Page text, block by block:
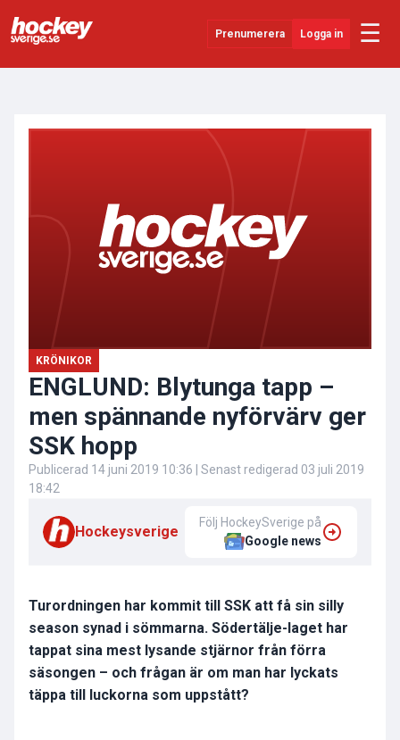
Prenumerera Logga in ☰
KRÖNIKOR
ENGLUND: Blytunga tapp –
men spännande nyförvärv ger
SSK hopp
Publicerad 14 juni 2019 10:36 | Senast redigerad 03 juli 2019
18:42
Hockeysverige
Följ HockeySverige på
Google news
Turordningen har kommit till SSK att få sin silly
season synad i sömmarna. Södertälje-laget har
tappat sina mest lysande stjärnor från förra
säsongen – och frågan är om man har lyckats
täppa till luckorna som uppstått?